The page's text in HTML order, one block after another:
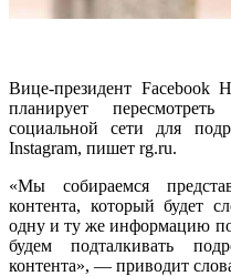
Вице-президент Facebook
планирует
социальной сети для
Instagram, пишет rg.ru.
«Мы собираемся
контента, который будет
одну и ту же информацию
будем подталкивать
контента», — приводит